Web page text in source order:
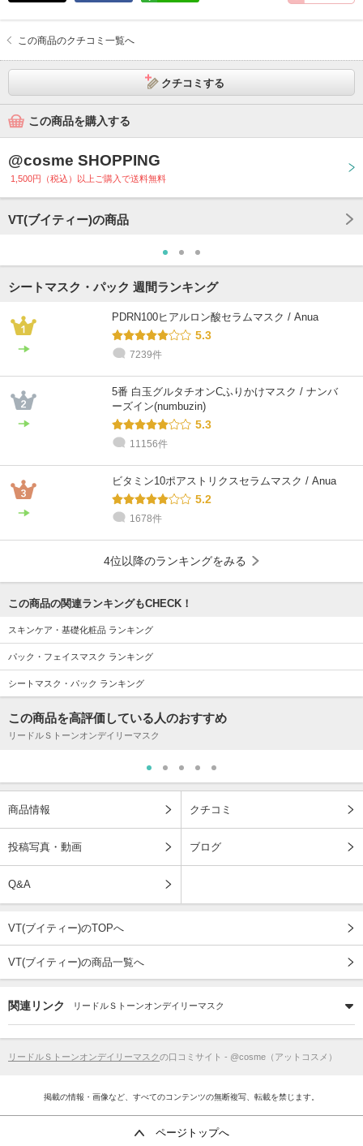
この商品のクチコミ一覧へ
クチコミする
この商品を購入する
@cosme SHOPPING
1,500円（税込）以上ご購入で送料無料
VT(ブイティー)の商品
シートマスク・パック 週間ランキング
PDRN100ヒアルロン酸セラムマスク / Anua
5.3
7239件
5番 白玉グルタチオンCふりかけマスク / ナンバ
ーズイン(numbuzin)
5.3
11156件
ビタミン10ポアストリクスセラムマスク / Anua
5.2
1678件
4位以降のランキングをみる
この商品の関連ランキングもCHECK！
スキンケア・基礎化粧品 ランキング
パック・フェイスマスク ランキング
シートマスク・パック ランキング
この商品を高評価している人のおすすめ
リードルＳトーンオンデイリーマスク
商品情報 クチコミ
投稿写真・動画 ブログ
Q&A
VT(ブイティー)のTOPへ
VT(ブイティー)の商品一覧へ
関連リンク リードルＳトーンオンデイリーマスク
リードルＳトーンオンデイリーマスクの口コミサイト - @cosme（アットコスメ）
掲載の情報・画像など、すべてのコンテンツの無断複写、転載を禁じます。
ページトップへ